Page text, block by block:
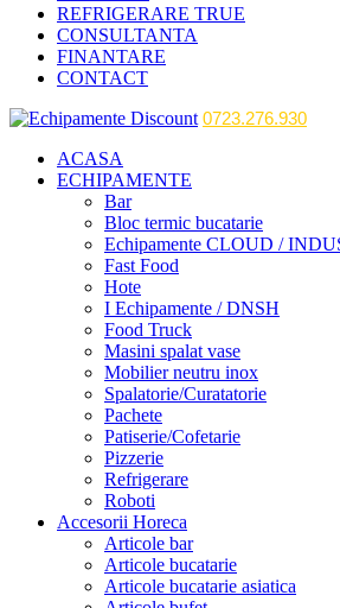
REFRIGERARE TRUE
CONSULTANTA
FINANTARE
CONTACT
0723.276.930
ACASA
ECHIPAMENTE
Bar
Bloc termic bucatarie
Echipamente CLOUD /
Fast Food
Hote
I Echipamente / DNSH
Food Truck
Masini spalat vase
Mobilier neutru inox
Spalatorie/Curatatorie
Pachete
Patiserie/Cofetarie
Pizzerie
Refrigerare
Roboti
Accesorii Horeca
Articole bar
Articole bucatarie
Articole bucatarie asiatica